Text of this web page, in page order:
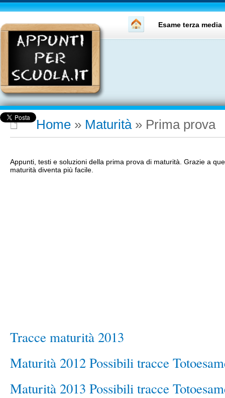
Esame terza media
Home » Maturità» Prima prova
Appunti, testi e soluzioni della prima prova di maturità. Grazie a
maturità diventa più facile.
Tracce maturità 2013
Maturità 2012 Possibili tracce
Maturità 2013 Possibili tracce